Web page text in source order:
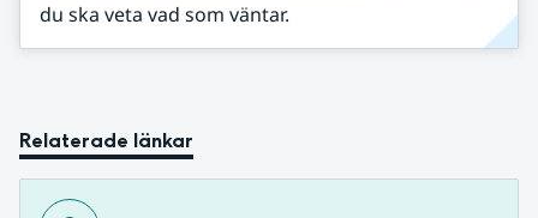
du ska veta vad som väntar.
Relaterade länkar